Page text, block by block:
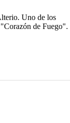
Uno de los
de Fuego".